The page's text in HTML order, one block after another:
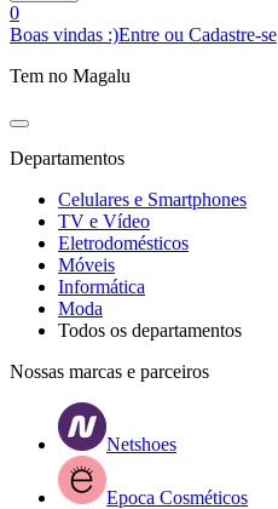
0
Boas vindas :)Entre ou Cadastre-se
Tem no Magalu
Departamentos
Celulares e Smartphones
TV e Vídeo
Eletrodomésticos
Móveis
Informática
Moda
Todos os departamentos
Nossas marcas e parceiros
Netshoes
Epoca Cosméticos